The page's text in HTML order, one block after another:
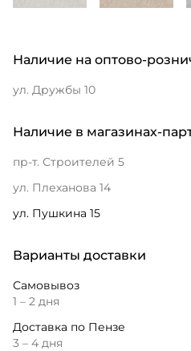
Наличие на оптово-
ул. Дружбы 10
Наличие в магазинах-
пр-т. Строителей 5
ул. Плеханова 14
ул. Пушкина 15
Варианты доставки
Самовывоз
1 – 2 дня
Доставка по Пензе
3 – 4 дня